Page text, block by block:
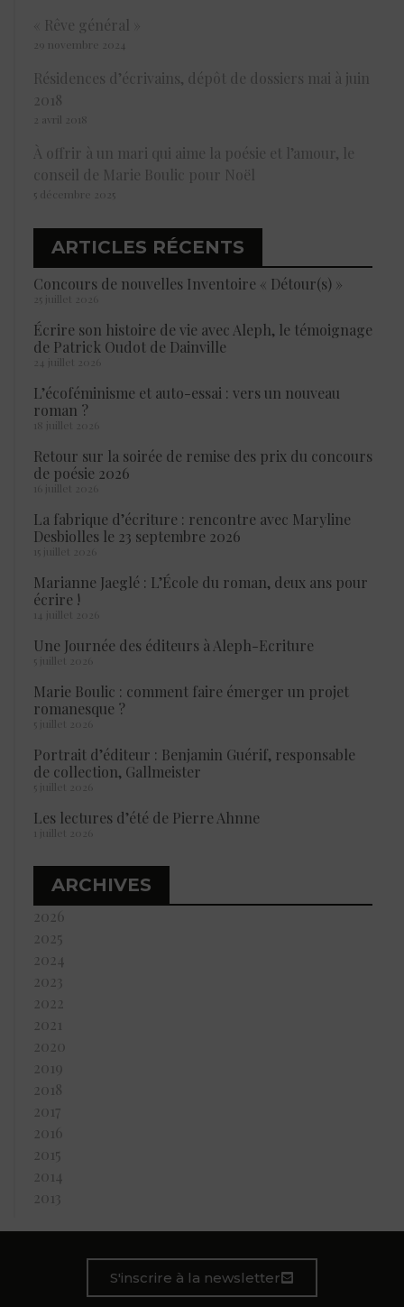
« Rêve général »
29 novembre 2024
Résidences d’écrivains, dépôt de dossiers mai à juin
2018
2 avril 2018
À offrir à un mari qui aime la poésie et l’amour, le
conseil de Marie Boulic pour Noël
5 décembre 2025
ARTICLES RÉCENTS
Concours de nouvelles Inventoire « Détour(s) »
25 juillet 2026
Écrire son histoire de vie avec Aleph, le témoignage
de Patrick Oudot de Dainville
24 juillet 2026
L’écoféminisme et auto-essai : vers un nouveau
roman ?
18 juillet 2026
Retour sur la soirée de remise des prix du concours
de poésie 2026
16 juillet 2026
La fabrique d’écriture : rencontre avec Maryline
Desbiolles le 23 septembre 2026
15 juillet 2026
Marianne Jaeglé : L’École du roman, deux ans pour
écrire !
14 juillet 2026
Une Journée des éditeurs à Aleph-Ecriture
5 juillet 2026
Marie Boulic : comment faire émerger un projet
romanesque ?
5 juillet 2026
Portrait d’éditeur : Benjamin Guérif, responsable
de collection, Gallmeister
5 juillet 2026
Les lectures d’été de Pierre Ahnne
1 juillet 2026
ARCHIVES
2026
2025
2024
2023
2022
2021
2020
2019
2018
2017
2016
2015
2014
2013
S'inscrire à la newsletter